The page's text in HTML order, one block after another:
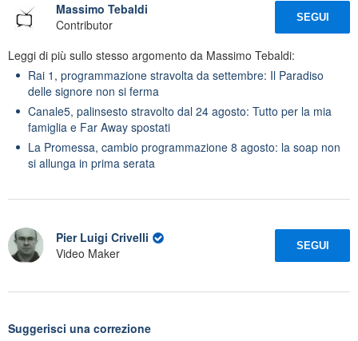
Massimo Tebaldi
Contributor
SEGUI
Leggi di più sullo stesso argomento da Massimo Tebaldi:
Rai 1, programmazione stravolta da settembre: Il Paradiso
delle signore non si ferma
Canale5, palinsesto stravolto dal 24 agosto: Tutto per la mia
famiglia e Far Away spostati
La Promessa, cambio programmazione 8 agosto: la soap non
si allunga in prima serata
Pier Luigi Crivelli
Video Maker
SEGUI
Suggerisci una correzione